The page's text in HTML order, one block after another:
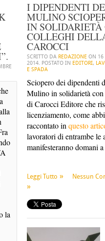
la
I DIPENDENTI
MULINO
IN SOLIDARIETÀ
COLLEGHI
CAROCCI
SCRITTO DA REDAZIONEON 16
2014. POSTATO IN EDITORI,
E SPADA
Sciopero dei dipendenti
Mulino in solidarietà
di Carocci Editore che
licenziamento, come
raccontato inquesto
lavoratori di entrambe le
manifesteranno domani
Leggi Tutto Nessun